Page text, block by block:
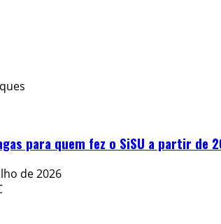
para quem fez o SiSU a partir de
de 2026